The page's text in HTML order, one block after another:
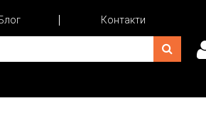
Блог
Контакти